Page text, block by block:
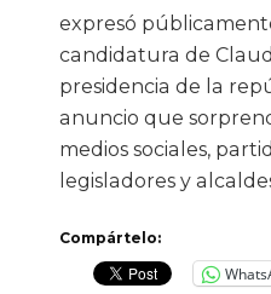
expresó
candidatura de
presidencia de la
anuncio que
medios sociales,
legisladores y
Compártelo: